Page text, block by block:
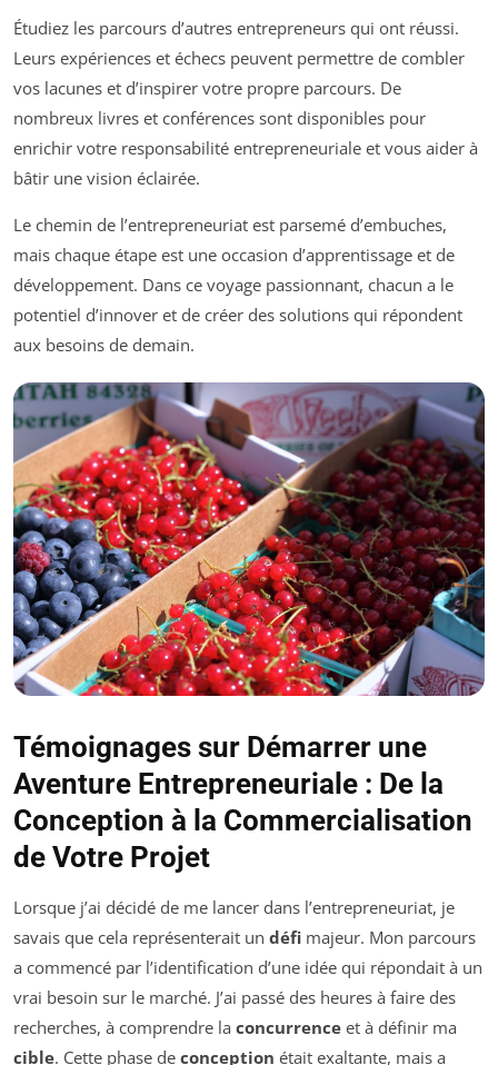
Étudiez les parcours d’autres entrepreneurs qui ont réussi.
Leurs expériences et échecs peuvent permettre de combler
vos lacunes et d’inspirer votre propre parcours. De
nombreux livres et conférences sont disponibles pour
enrichir votre responsabilité entrepreneuriale et vous aider à
bâtir une vision éclairée.
Le chemin de l’entrepreneuriat est parsemé d’embuches,
mais chaque étape est une occasion d’apprentissage et de
développement. Dans ce voyage passionnant, chacun a le
potentiel d’innover et de créer des solutions qui répondent
aux besoins de demain.
Témoignages sur Démarrer une
Aventure Entrepreneuriale : De la
Conception à la Commercialisation
de Votre Projet
Lorsque j’ai décidé de me lancer dans l’entrepreneuriat, je
savais que cela représenterait un défi majeur. Mon parcours
a commencé par l’identification d’une idée qui répondait à un
vrai besoin sur le marché. J’ai passé des heures à faire des
recherches, à comprendre la concurrence et à définir ma
cible. Cette phase de conception était exaltante, mais a